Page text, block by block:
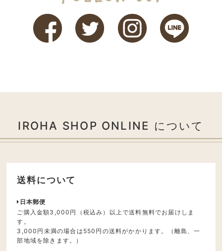
IROHA SHOP ONLINE について
送料について
日本郵便
ご購入金額3,000円（税込み）以上で送料無料でお届けしま
す。
3,000円未満の場合は550円の送料がかかります。（離島、一
部地域を除きます。）